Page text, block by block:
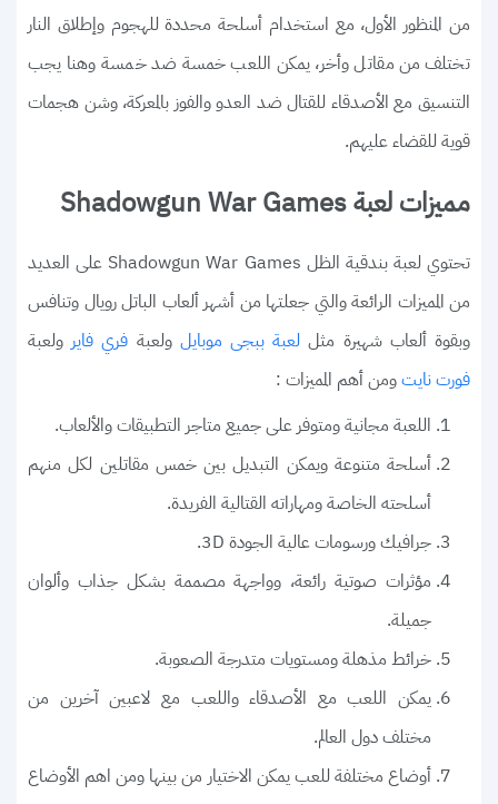
من المنظور الأول، مع استخدام أسلحة محددة للهجوم وإطلاق النار
تختلف من مقاتل وأخر، يمكن اللعب خمسة ضد خمسة وهنا يجب
التنسيق مع الأصدقاء للقتال ضد العدو والفوز بالمعركة، وشن هجمات
قوية للقضاء عليهم.
مميزات لعبة Shadowgun War Games
تحتوي لعبة بندقية الظل Shadowgun War Games على العديد
من المميزات الرائعة والتي جعلتها من أشهر ألعاب الباتل رويال وتنافس
وبقوة ألعاب شهيرة مثل لعبة ببجى موبايل ولعبة فري فايرولعبة
فورت نايتومن أهم المميزات :
اللعبة مجانية ومتوفر على جميع متاجر التطبيقات والألعاب.
أسلحة متنوعة ويمكن التبديل بين خمس مقاتلين لكل منهم
أسلحته الخاصة ومهاراته القتالية الفريدة.
جرافيك ورسومات عالية الجودة 3D.
مؤثرات صوتية رائعة، وواجهة مصممة بشكل جذاب وألوان
جميلة.
خرائط مذهلة ومستويات متدرجة الصعوبة.
يمكن اللعب مع الأصدقاء واللعب مع لاعبين آخرين من
مختلف دول العالم.
أوضاع مختلفة للعب يمكن الاختيار من بينها ومن اهم الأوضاع